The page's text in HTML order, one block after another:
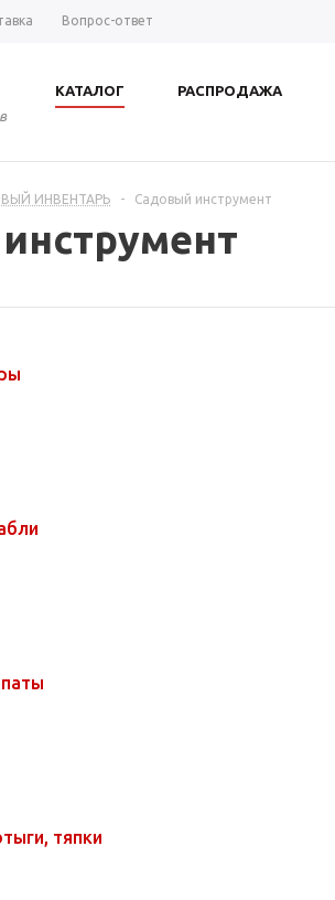
Вопрос-ответ
КАТАЛОГ РАСПРОДАЖА
ИНВЕНТАРЬ - Садовый инструмент
тяпки